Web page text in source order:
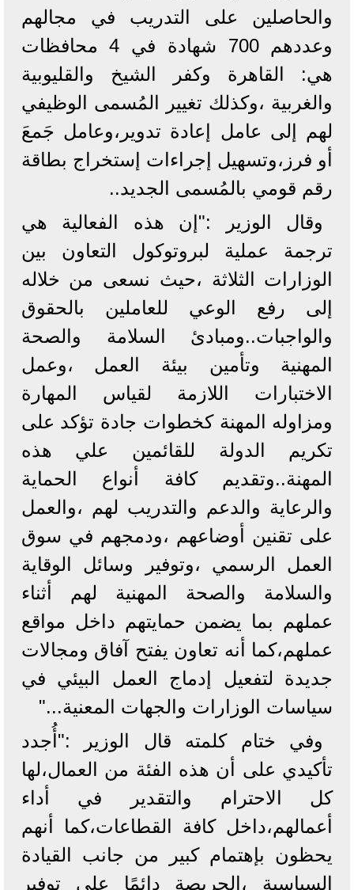
والحاصلين على التدريب في مجالهم
وعددهم 700 شهادة في 4 محافظات
هي: القاهرة وكفر الشيخ والقليوبية
والغربية ،وكذلك تغيير المُسمى الوظيفي
لهم إلى عامل إعادة تدوير،وعامل جَمعَ
أو فرز،وتسهيل إجراءات إستخراج بطاقة
رقم قومي بالمُسمى الجديد..
وقال الوزير :"إن هذه الفعالية هي
ترجمة عملية لبروتوكول التعاون بين
الوزارات الثلاثة ،حيث نسعى من خلاله
إلى رفع الوعي للعاملين بالحقوق
والواجبات..ومبادئ السلامة والصحة
المهنية وتأمين بيئة العمل ،وعمل
الاختبارات اللازمة لقياس المهارة
ومزاوله المهنة كخطوات جادة تؤكد على
تكريم الدولة للقائمين علي هذه
المهنة..وتقديم كافة أنواع الحماية
والرعاية والدعم والتدريب لهم ،والعمل
على تقنين أوضاعهم ،ودمجهم في سوق
العمل الرسمي ،وتوفير وسائل الوقاية
والسلامة والصحة المهنية لهم أثناء
عملهم بما يضمن حمايتهم داخل مواقع
عملهم،كما أنه تعاون يفتح آفاق ومجالات
جديدة لتفعيل إدماج العمل البيئي في
سياسات الوزارات والجهات المعنية..."
وفي ختام كلمته قال الوزير :"أُجدد
تأكيدي على أن هذه الفئة من العمال،لها
كل الاحترام والتقدير في أداء
أعمالهم،داخل كافة القطاعات،كما أنهم
يحظون بإهتمام كبير من جانب القيادة
السياسية ،الحريصة دائمًا على توفير